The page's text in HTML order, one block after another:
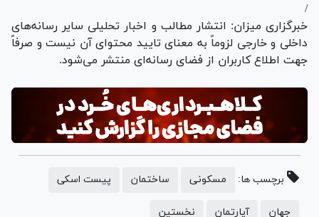
/
خبرگزاری میزان: انتشار مطالب و اخبار تحلیلی سایر رسانه‌های
داخلی و خارجی لزوماً به معنای تایید محتوای آن نیست و صرفاً
جهت اطلاع کاربران از فضای رسانه‌ای منتشر می‌شود.
برچسب ها: مسکونی ساختمان پیست اسکی
جهان آپارتمان نخستین